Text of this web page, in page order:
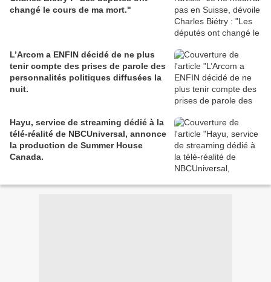
changé le cours de ma mort."
L’Arcom a ENFIN décidé de ne plus
tenir compte des prises de parole des
personnalités politiques diffusées la
nuit.
Hayu, service de streaming dédié à la
télé-réalité de NBCUniversal, annonce
la production de Summer House
Canada.